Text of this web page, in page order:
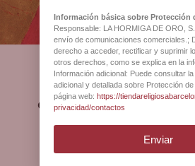
¿Qué opinan
Información básica sobre Protección
Responsable: LA HORMIGA DE ORO,
envío de comunicaciones comerciales.;
derecho a acceder, rectificar y suprimir
otros derechos, como se explica en la
Información adicional: Puede consultar
adicional y detallada sobre Protección
página web: https://
privacidad/contactos
Enviar